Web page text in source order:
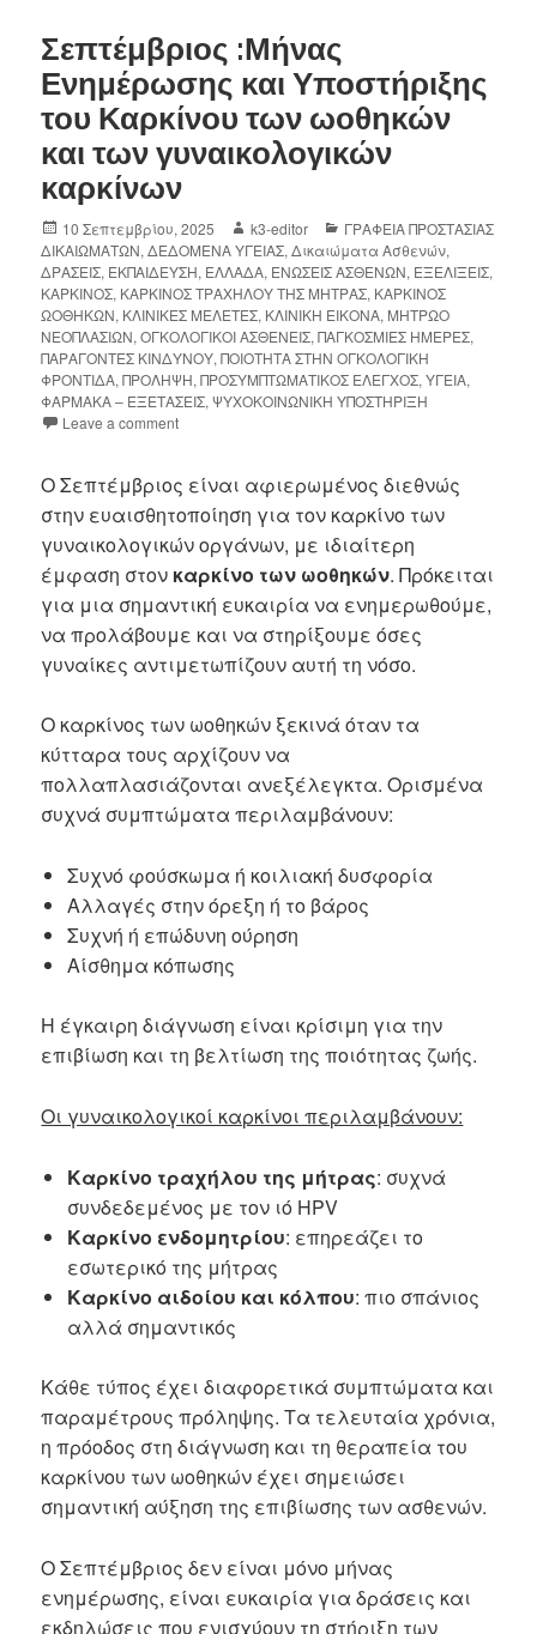
Σεπτέμβριος :Μήνας
Ενημέρωσης και Υποστήριξης
του Καρκίνου των ωοθηκών
και των γυναικολογικών
καρκίνων
10 Σεπτεμβρίου, 2025 k3-editor
ΓΡΑΦΕΙΑ ΠΡΟΣΤΑΣΙΑΣ
ΔΙΚΑΙΩΜΑΤΩΝ,ΔΕΔΟΜΕΝΑ ΥΓΕΙΑΣ,Δικαιώματα Ασθενών,
ΔΡΑΣΕΙΣ, ΕΚΠΑΙΔΕΥΣΗ, ΕΛΛΑΔΑ, ΕΝΩΣΕΙΣ ΑΣΘΕΝΩΝ, ΕΞΕΛΙΞΕΙΣ,
ΚΑΡΚΙΝΟΣ, ΚΑΡΚΙΝΟΣ ΤΡΑΧΗΛΟΥ ΤΗΣ ΜΗΤΡΑΣ, ΚΑΡΚΙΝΟΣ
ΩΟΘΗΚΩΝ, ΚΛΙΝΙΚΕΣ ΜΕΛΕΤΕΣ, ΚΛΙΝΙΚΗ ΕΙΚΟΝΑ, ΜΗΤΡΩΟ
ΝΕΟΠΛΑΣΙΩΝ,ΟΓΚΟΛΟΓΙΚΟΙ ΑΣΘΕΝΕΙΣ,ΠΑΓΚΟΣΜΙΕΣ ΗΜΕΡΕΣ,
ΠΑΡΑΓΟΝΤΕΣ ΚΙΝΔΥΝΟΥ,ΠΟΙΟΤΗΤΑ ΣΤΗΝ ΟΓΚΟΛΟΓΙΚΗ
ΦΡΟΝΤΙΔΑ,ΠΡΟΛΗΨΗ,ΠΡΟΣΥΜΠΤΩΜΑΤΙΚΟΣ ΕΛΕΓΧΟΣ,ΥΓΕΙΑ,
ΦΑΡΜΑΚΑ – ΕΞΕΤΑΣΕΙΣ,ΨΥΧΟΚΟΙΝΩΝΙΚΗ ΥΠΟΣΤΗΡΙΞΗ
Leave a comment
Ο Σεπτέμβριος είναι αφιερωμένος διεθνώς
στην ευαισθητοποίηση για τον καρκίνο των
γυναικολογικών οργάνων, με ιδιαίτερη
έμφαση στον καρκίνο των ωοθηκών. Πρόκειται
για μια σημαντική ευκαιρία να ενημερωθούμε,
να προλάβουμε και να στηρίξουμε όσες
γυναίκες αντιμετωπίζουν αυτή τη νόσο.
Ο καρκίνος των ωοθηκών ξεκινά όταν τα
κύτταρα τους αρχίζουν να
πολλαπλασιάζονται ανεξέλεγκτα. Ορισμένα
συχνά συμπτώματα περιλαμβάνουν:
Συχνό φούσκωμα ή κοιλιακή δυσφορία
Αλλαγές στην όρεξη ή το βάρος
Συχνή ή επώδυνη ούρηση
Αίσθημα κόπωσης
Η έγκαιρη διάγνωση είναι κρίσιμη για την
επιβίωση και τη βελτίωση της ποιότητας ζωής.
Οι γυναικολογικοί καρκίνοι περιλαμβάνουν:
Καρκίνο τραχήλου της μήτρας: συχνά
συνδεδεμένος με τον ιό HPV
Καρκίνο ενδομητρίου: επηρεάζει το
εσωτερικό της μήτρας
Καρκίνο αιδοίου και κόλπου: πιο σπάνιος
αλλά σημαντικός
Κάθε τύπος έχει διαφορετικά συμπτώματα και
παραμέτρους πρόληψης. Τα τελευταία χρόνια,
η πρόοδος στη διάγνωση και τη θεραπεία του
καρκίνου των ωοθηκών έχει σημειώσει
σημαντική αύξηση της επιβίωσης των ασθενών.
Ο Σεπτέμβριος δεν είναι μόνο μήνας
ενημέρωσης, είναι ευκαιρία για δράσεις και
εκδηλώσεις που ενισχύουν τη στήριξη των